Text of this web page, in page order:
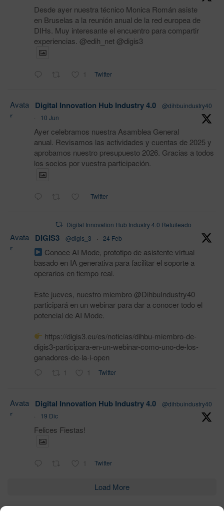
Desde ayer nuestra técnico Monica Román asiste
en Bruselas a la reunión anual de la red europea de
DIHs. Muy interesante el encuentro para compartir
experiencias. @edih_net @digis3
1 Twitter
Avata
r
Digital Innovation Hub Industry 4.0
@dihbuindustry40
·
10 Jun
Ayer celebramos nuestra Asamblea General
anual. Revisamos las actividades y cuentas de 2025 y
aprobamos nuestro presupuesto 2026. Gracias a todos
los socios por vuestra participación.
Twitter
Digital Innovation Hub Industry 4.0 Retuiteado
Avata
r
DIGIS3 @digis_3 · 24 Feb
Conoce AI Mode, prototipo de asistente virtual
basado en IA generativa para facilitar el soporte a
operarios en tiempo real.
Este jueves, nuestro miembro @DihbuIndustry40
participará en un webinar para dar a conocer todo el
potencial de AI Mode.
https://digis3.eu/es/noticias/dihbu-miembro-de-
digis3-participara-en-un-webinar-como-uno-de-los-
ganadores-de-la-i-open
1 1 Twitter
Avata
r
Digital Innovation Hub Industry 4.0
@dihbuindustry40
·
19 Dic
Felices Fiestas!
1 Twitter
Load More